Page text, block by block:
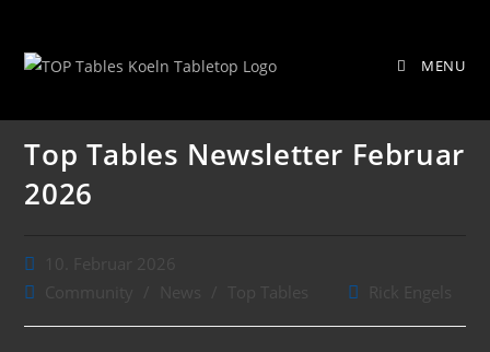
springen
MENU
Top Tables Newsletter Februar
2026
Beitrag
veröffentlicht:
10. Februar 2026
Beitrags-Community News Top Tables
Beitrags-Rick Engels